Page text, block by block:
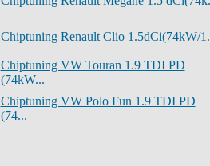
Chiptuning Renault Clio 1.5dCi(74kW/
Chiptuning VW Touran 1.9 TDI PD
(74kW...
Chiptuning VW Polo Fun 1.9 TDI PD
(74...